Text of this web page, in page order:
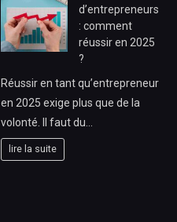
d’entrepreneurs
: comment
réussir en 2025
?
Réussir en tant qu’entrepreneur
en 2025 exige plus que de la
volonté. Il faut du…
lire la suite